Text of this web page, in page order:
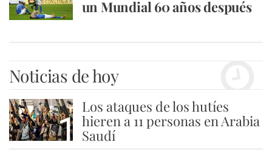
un Mundial 60 años después
Noticias de hoy
1
Los ataques de los hutíes
hieren a 11 personas en Arabia
Saudí